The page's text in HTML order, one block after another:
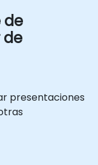
de
de
presentaciones